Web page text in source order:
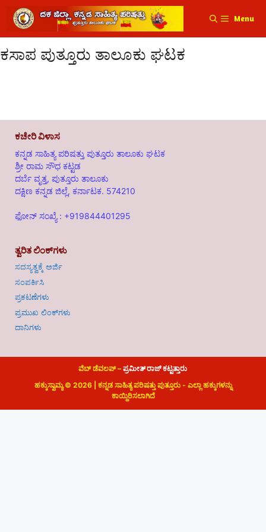
Menu
ಕಸಾಪ ಪುತ್ತೂರು ತಾಲೂಕು ಘಟಕ
ಕಚೇರಿ ವಿಳಾಸ
ಕನ್ನಡ ಸಾಹಿತ್ಯ ಪರಿಷತ್ತು ಪುತ್ತೂರು ತಾಲೂಕು ಘಟಕ
ಶ್ರೀ ರಾಮ ಸೌಧ ಕಟ್ಟಡ
ದರ್ಬೆ ವೃತ್ತ, ಪುತ್ತೂರು ತಾಲೂಕು
ದಕ್ಷಿಣ ಕನ್ನಡ ಜಿಲ್ಲೆ, ಕರ್ನಾಟಕ. 574210
ಫೋನ್ ಸಂಖ್ಯೆ : +919844401295
ತ್ವರಿತ ಲಿಂಕ್‌ಗಳು
ಸದಸ್ಯತ್ವಕ್ಕೆ ಅರ್ಜಿ
ಸಂಪರ್ಕಿಸಿ
ಪ್ರಕಟಣೆಗಳು
ಪ್ರಮುಖ ಲಿಂಕ್‌ಗಳು
ದಾನಿಗಳು
ವೆಬ್ ಡೆವಲಪ್ – ಪ್ರಮೀತ್ ರಾಜ್ ಕಟ್ಟತ್ತಾರು
ಹಕ್ಕುಸ್ವಾಮ್ಯ © 2026 | ಕನ್ನಡ ಸಾಹಿತ್ಯ ಪರಿಷತ್ತು ಪುತ್ತೂರು - ಎಲ್ಲಾ ಹಕ್ಕುಗಳನ್ನು
ಕಾಯ್ದಿರಿಸಲಾಗಿದೆ